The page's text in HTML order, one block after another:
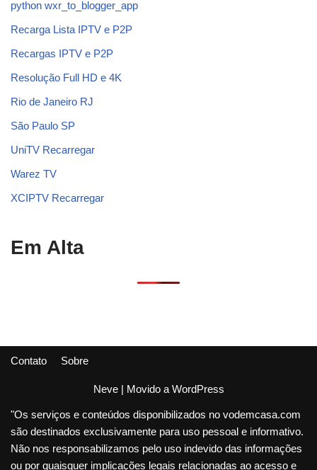
python wxr_to_blogger_app
Recarga Lista IPTV e P2P
Recargas IPTV e P2P
Resolução Full HD e 4K
Rio de Janeiro RJ
São Paulo SP
UniTV Recarregar
Warez TV
XCIPTV Recarregar
Em Alta
Contato Sobre
Neve| Movido a WordPress
"Os serviços e conteúdos disponibilizados no vodemcasa.com
são destinados exclusivamente para uso pessoal e informativo.
Não nos responsabilizamos pelo uso indevido das informações
ou por quaisquer implicações legais relacionadas ao acesso e